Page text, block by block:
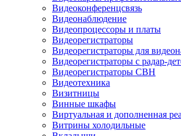
Видеоконференцсвязь
Видеонаблюдение
Видеопроцессоры и платы
Видеорегистраторы
Видеорегистраторы для
Видеорегистраторы с радар-
Видеорегистраторы СВН
Видеотехника
Визитницы
Винные шкафы
Виртуальная и дополненная
Витрины холодильные